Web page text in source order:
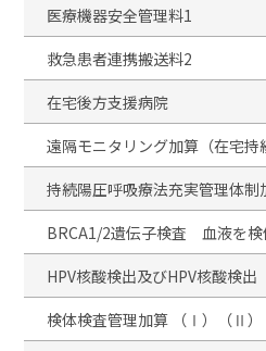
医療機器安全管理料1
救急患者連携搬送料2
在宅後方支援病院
遠隔モニタリング加算（在宅持
持続陽圧呼吸療法充実管理体制
BRCA1/2遺伝子検査 血液を検
HPV核酸検出及びHPV核酸検出
検体検査管理加算 （Ⅰ）（Ⅱ）